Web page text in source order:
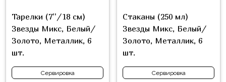
Тарелки (7''/18 см)
Звезды Микс, Белый/
Золото, Металлик, 6
шт.
Сервировка
Стаканы (250 мл)
Звезды Микс, Белый/
Золото, Металлик, 6
шт.
Сервировка
Гудки
Единороги
Для